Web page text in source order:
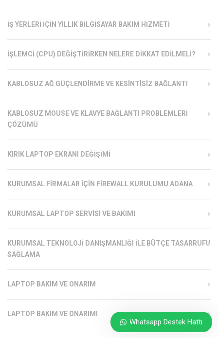
İŞ YERLERI İÇIN YILLIK BILGISAYAR BAKIM HIZMETI
İŞLEMCI (CPU) DEĞIŞTIRIRKEN NELERE DIKKAT EDILMELI?
KABLOSUZ AĞ GÜÇLENDIRME VE KESINTISIZ BAĞLANTI
KABLOSUZ MOUSE VE KLAVYE BAĞLANTI PROBLEMLERI
ÇÖZÜMÜ
KIRIK LAPTOP EKRANI DEĞIŞIMI
KURUMSAL FIRMALAR İÇIN FIREWALL KURULUMU ADANA
KURUMSAL LAPTOP SERVISI VE BAKIMI
KURUMSAL TEKNOLOJI DANIŞMANLIĞI ILE BÜTÇE TASARRUFU
SAĞLAMA
LAPTOP BAKIM VE ONARIM
LAPTOP BAKIM VE ONARIMI
Whatsapp Destek Hattı